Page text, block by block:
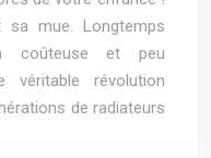
mue. Longtemps
coûteuse et peu
révolution
de radiateurs